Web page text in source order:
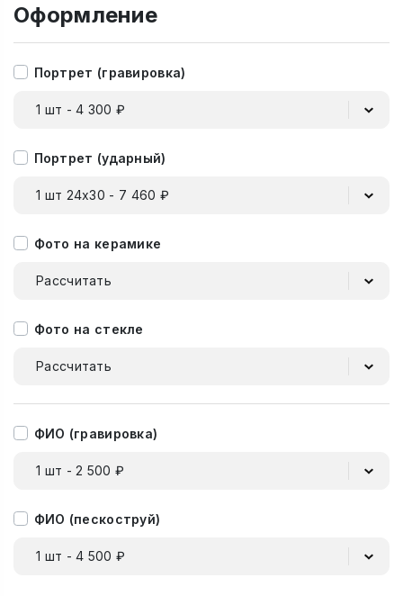
Оформление
Портрет (гравировка)
1 шт - 4 300 ₽
Портрет (ударный)
1 шт 24х30 - 7 460 ₽
Фото на керамике
Рассчитать
Фото на стекле
Рассчитать
ФИО (гравировка)
1 шт - 2 500 ₽
ФИО (пескоструй)
1 шт - 4 500 ₽